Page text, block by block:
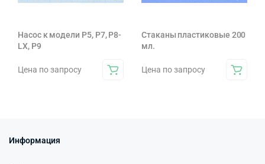
Насос к модели P5, P7, P8-
LX, Р9
Цена по запросу
Стаканы пластиковые 200
мл.
Цена по запросу
Информация